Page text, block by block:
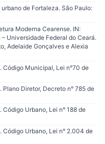
de Fortaleza. São Paulo:
Moderna Cearense. IN:
Universidade Federal do Ceará.
Adelaide Gonçalves e Alexia
Código Municipal, Lei n°70 de
Plano Diretor, Decreto n° 785 de
Código Urbano, Lei n° 188 de
Código Urbano, Lei n° 2.004 de